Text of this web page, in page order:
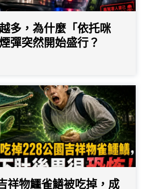
多，為什麼「依托咪
彈突然開始盛行？
祥物鱷雀鱔被吃掉，成